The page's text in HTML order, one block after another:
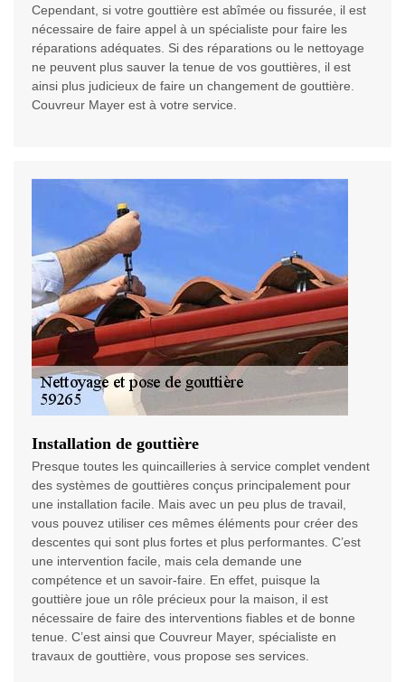
Cependant, si votre gouttière est abîmée ou fissurée, il est
nécessaire de faire appel à un spécialiste pour faire les
réparations adéquates. Si des réparations ou le nettoyage
ne peuvent plus sauver la tenue de vos gouttières, il est
ainsi plus judicieux de faire un changement de gouttière.
Couvreur Mayer est à votre service.
Installation de gouttière
Presque toutes les quincailleries à service complet vendent
des systèmes de gouttières conçus principalement pour
une installation facile. Mais avec un peu plus de travail,
vous pouvez utiliser ces mêmes éléments pour créer des
descentes qui sont plus fortes et plus performantes. C’est
une intervention facile, mais cela demande une
compétence et un savoir-faire. En effet, puisque la
gouttière joue un rôle précieux pour la maison, il est
nécessaire de faire des interventions fiables et de bonne
tenue. C’est ainsi que Couvreur Mayer, spécialiste en
travaux de gouttière, vous propose ses services.